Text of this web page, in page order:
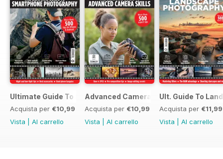
Ultimate Guide To Smartphone Photography
Acquista per €10,99
Vista
Al carrello
Advanced Camera Skills
Acquista per €10,99
Vista
Al carrello
Ult. Guide To
Acquista per €11,99
Vista
Al carrello